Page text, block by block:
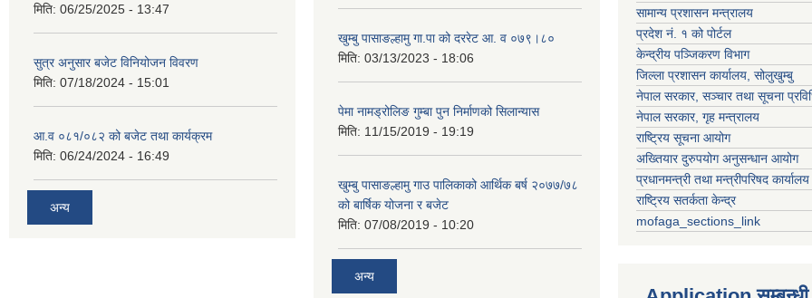
मिति: 06/25/2025 - 13:47
सुत्र अनुसार बजेट विनियोजन विवरण
मिति: 07/18/2024 - 15:01
आ.व ०८१/०८२ को बजेट तथा कार्यक्रम
मिति: 06/24/2024 - 16:49
अन्य
खुम्बु पासाङल्हामु गा.पा को दररेट आ. व ०७९।८०
मिति: 03/13/2023 - 18:06
पेमा नामड्रोलिङ गुम्बा पुन निर्माणको सिलान्यास
मिति: 11/15/2019 - 19:19
खुम्बु पासाङल्हामु गाउ पालिकाको आर्थिक बर्ष २०७७/७८
को बार्षिक योजना र बजेट
मिति: 07/08/2019 - 10:20
अन्य
सामान्य प्रशासन मन्त्रालय
प्रदेश नं. १ को पोर्टल
केन्द्रीय पञ्जिकरण विभाग
जिल्ला प्रशासन कार्यालय, सोलुखुम्बु
नेपाल सरकार, सञ्चार तथा सूचना
नेपाल सरकार, गृह मन्त्रालय
राष्ट्रिय सूचना आयोग
अख्तियार दुरुपयोग अनुसन्धान आयोग
प्रधानमन्त्री तथा मन्त्रीपरिषद कार्यालय
राष्ट्रिय सतर्कता केन्द्र
mofaga_sections_link